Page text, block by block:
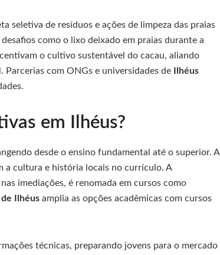
seletiva de resíduos e ações de limpeza das praias
como o lixo deixado em praias durante a
o cultivo sustentável do cacau, aliando
com ONGs e universidades de
Ilhéus
em Ilhéus?
desde o ensino fundamental até o superior. A
a cultura e história locais no currículo. A
imediações, é renomada em cursos como
de Ilhéus amplia as opções acadêmicas com cursos
técnicas, preparando jovens para o mercado